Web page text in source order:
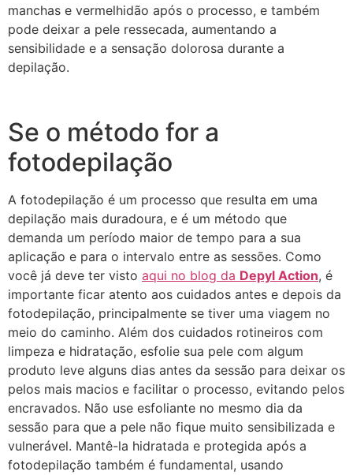
manchas e vermelhidão após o processo, e também
pode deixar a pele ressecada, aumentando a
sensibilidade e a sensação dolorosa durante a
depilação.
Se o método for a
fotodepilação
A fotodepilação é um processo que resulta em uma
depilação mais duradoura, e é um método que
demanda um período maior de tempo para a sua
aplicação e para o intervalo entre as sessões. Como
você já deve ter visto aqui no blog da Depyl Action, é
importante ficar atento aos cuidados antes e depois da
fotodepilação, principalmente se tiver uma viagem no
meio do caminho. Além dos cuidados rotineiros com
limpeza e hidratação, esfolie sua pele com algum
produto leve alguns dias antes da sessão para deixar os
pelos mais macios e facilitar o processo, evitando pelos
encravados. Não use esfoliante no mesmo dia da
sessão para que a pele não fique muito sensibilizada e
vulnerável. Mantê-la hidratada e protegida após a
fotodepilação também é fundamental, usando